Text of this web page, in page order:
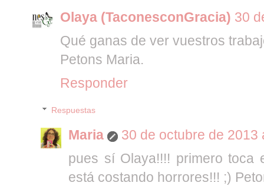
Olaya (TaconesconGracia) 30
Qué ganas de ver vuestros
Petons Maria.
Responder
Respuestas
Maria
30 de octubre de 2013
pues sí Olaya!!!! primero toca
está costando horrores!!! ;)